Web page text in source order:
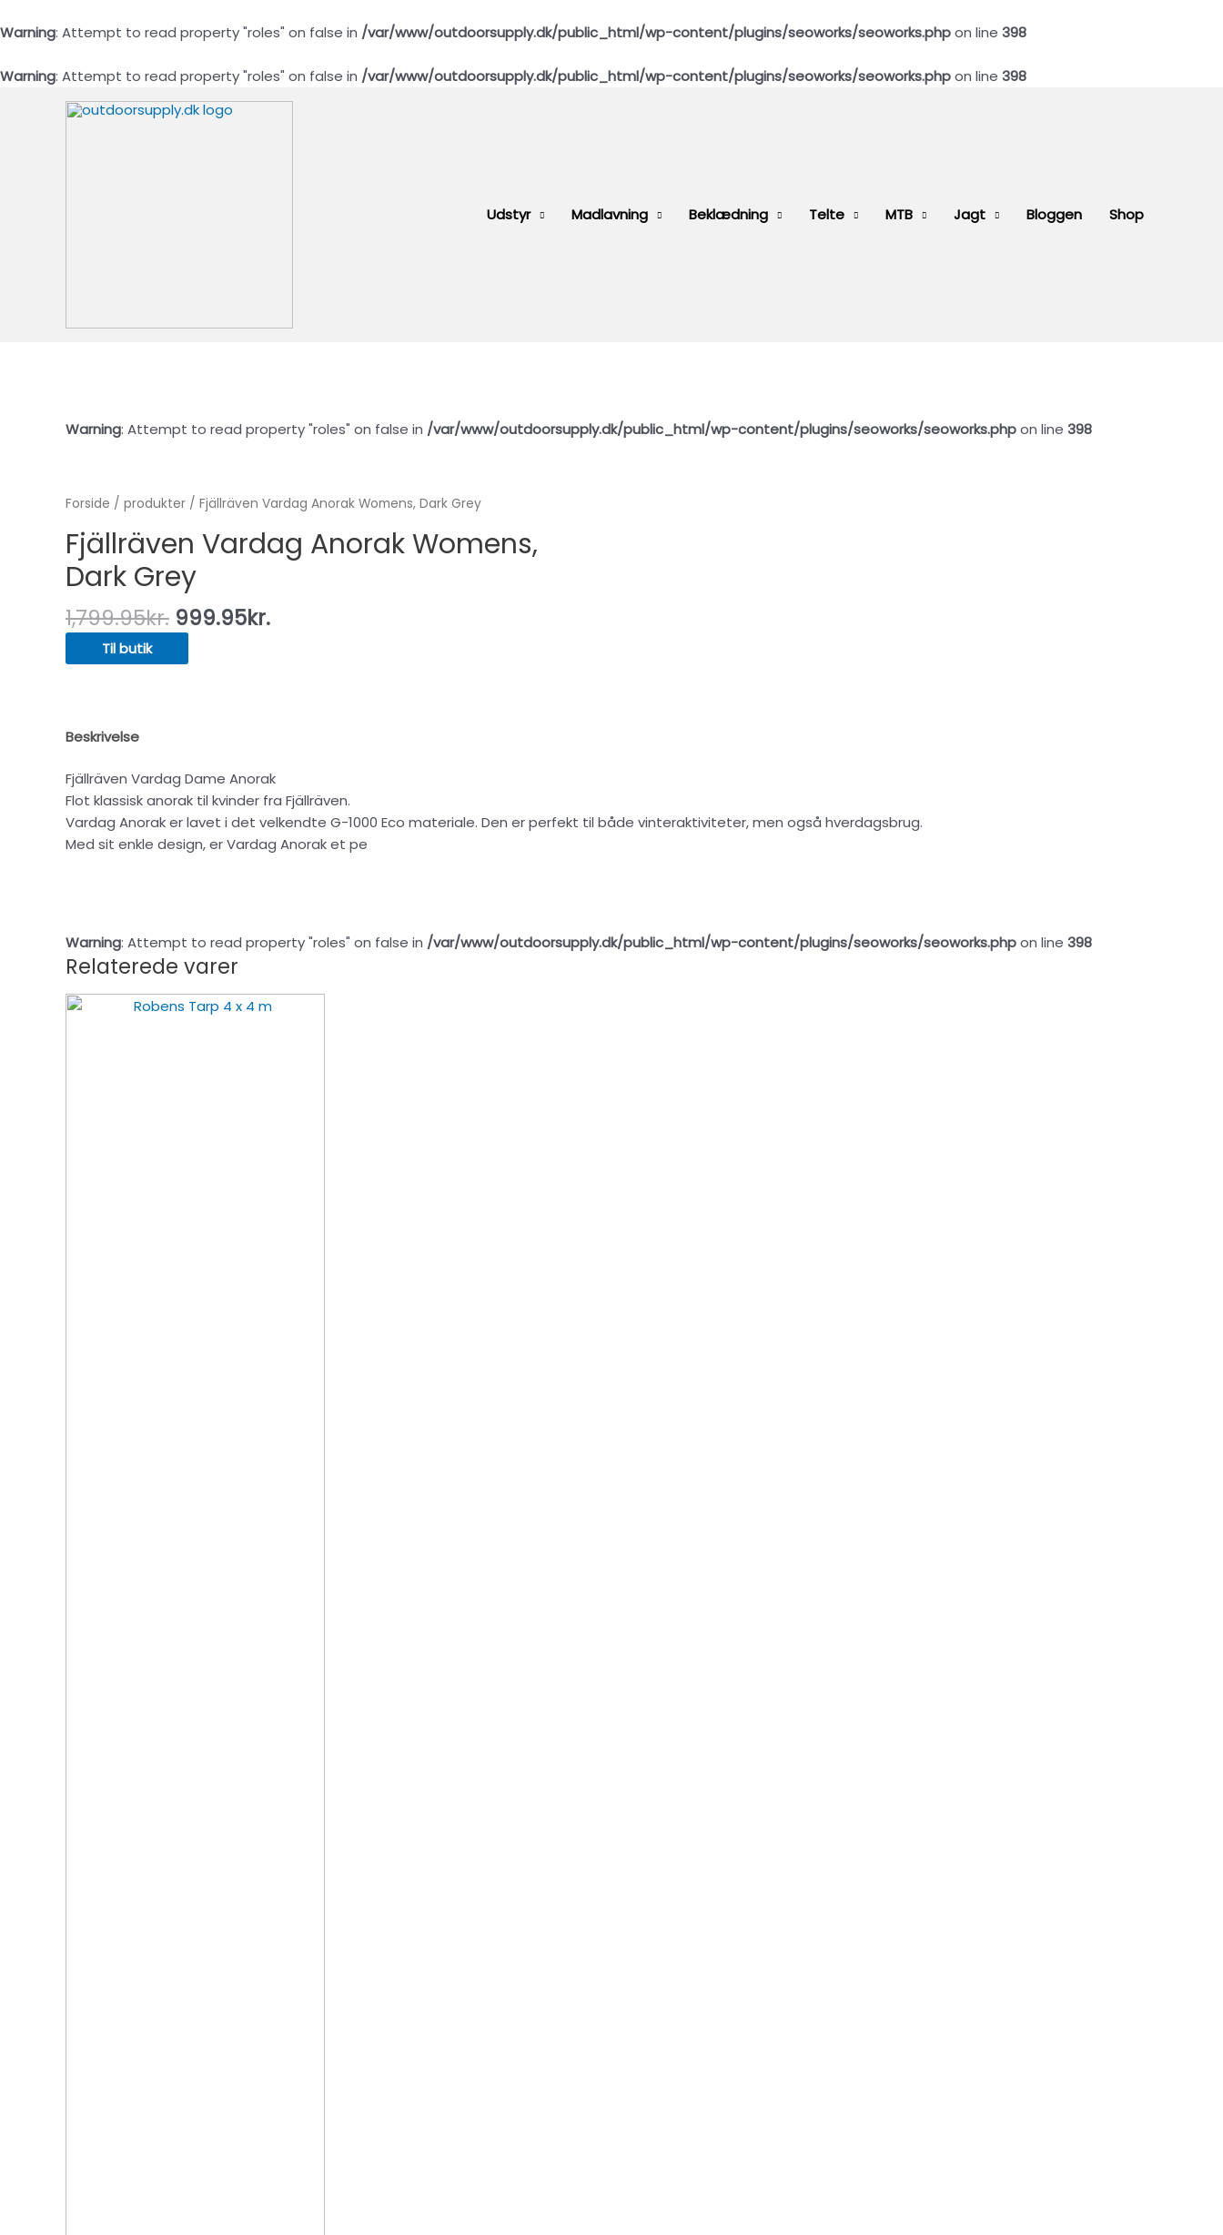
Warning: Attempt to read property "roles" on false in /var/www/outdoorsupply.dk/public_html/wp-content/plugins/seoworks/seoworks.phpon line 398
Warning: Attempt to read property "roles" on false in /var/www/outdoorsupply.dk/public_html/wp-content/plugins/seoworks/seoworks.phpon line 398
Udstyr Madlavning Beklædning Telte MTB Jagt Bloggen Shop
Warning: Attempt to read property "roles" on false in /var/www/outdoorsupply.dk/public_html/wp-content/plugins/seoworks/seoworks.phpon line 398
Forside / produkter / Fjällräven Vardag Anorak Womens, Dark Grey
Fjällräven Vardag Anorak Womens,
Dark Grey
1,799.95kr. 999.95kr.
Til butik
Beskrivelse
Fjällräven Vardag Dame Anorak
Flot klassisk anorak til kvinder fra Fjällräven.
Vardag Anorak er lavet i det velkendte G-1000 Eco materiale. Den er perfekt til både vinteraktiviteter, men også hverdagsbrug.
Med sit enkle design, er Vardag Anorak et pe
Warning: Attempt to read property "roles" on false in /var/www/outdoorsupply.dk/public_html/wp-content/plugins/seoworks/seoworks.phpon line 398
Relaterede varer